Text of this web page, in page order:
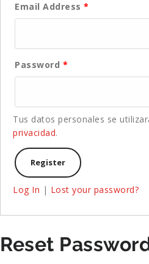
Email Address *
Password *
Tus datos personales se
privacidad.
Log In | Lost your password?
Reset